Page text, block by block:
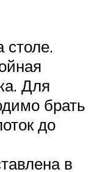
столе.
Для
брать
до
в